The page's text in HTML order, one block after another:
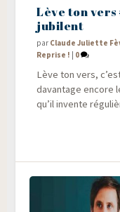
Lève ton vers
jubilent
par Claude Juliette
Reprise !
0
Lève ton vers,
davan­tage encore
qu’il invente